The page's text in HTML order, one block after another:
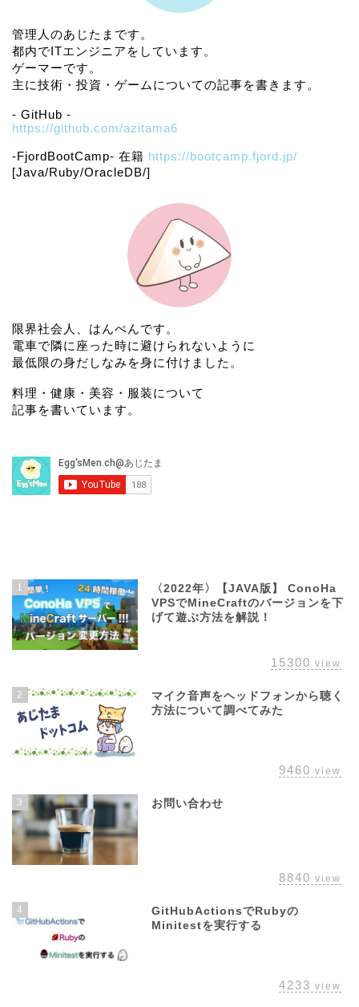
管理人のあじたまです。
都内でITエンジニアをしています。
ゲーマーです。
主に技術・投資・ゲームについての記事を書きます。
- GitHub -
https://github.com/azitama6
-FjordBootCamp- 在籍 https://bootcamp.fjord.jp/
[Java/Ruby/OracleDB/]
限界社会人、はんぺんです。
電車で隣に座った時に避けられないように
最低限の身だしなみを身に付けました。
料理・健康・美容・服装について
記事を書いています。
1
〈2022年〉【JAVA版】 ConoHa
VPSでMineCraftのバージョンを下
げて遊ぶ方法を解説！
15300 view
2
マイク音声をヘッドフォンから聴く
方法について調べてみた
9460 view
3 お問い合わせ
8840 view
4
GitHubActionsでRubyの
Minitestを実行する
4233 view